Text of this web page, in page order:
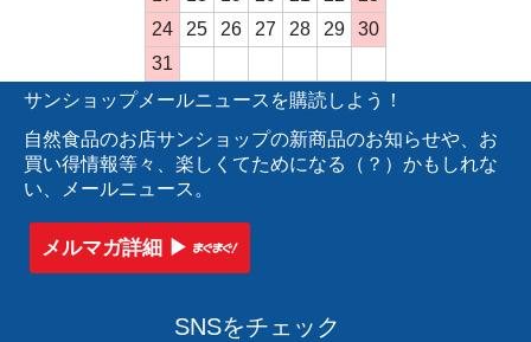
24
25 26 27 28 29
30
31
サンショップメールニュースを購読しよう！
自然食品のお店サンショップの新商品のお知らせや、お
買い得情報等々、楽しくてためになる（？）かもしれな
い、メールニュース。
メルマガ詳細 ▶︎
SNSをチェック